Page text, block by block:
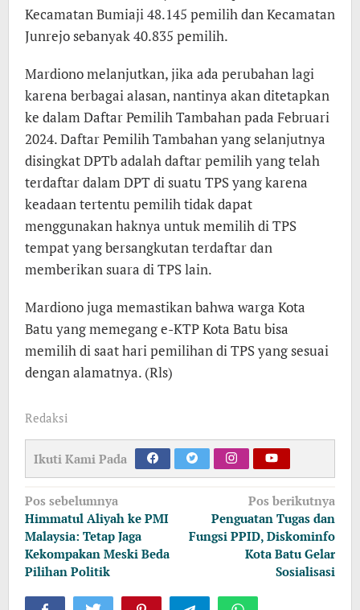
Kecamatan Bumiaji 48.145 pemilih dan Kecamatan
Junrejo sebanyak 40.835 pemilih.
Mardiono melanjutkan, jika ada perubahan lagi
karena berbagai alasan, nantinya akan ditetapkan
ke dalam Daftar Pemilih Tambahan pada Februari
2024. Daftar Pemilih Tambahan yang selanjutnya
disingkat DPTb adalah daftar pemilih yang telah
terdaftar dalam DPT di suatu TPS yang karena
keadaan tertentu pemilih tidak dapat
menggunakan haknya untuk memilih di TPS
tempat yang bersangkutan terdaftar dan
memberikan suara di TPS lain.
Mardiono juga memastikan bahwa warga Kota
Batu yang memegang e-KTP Kota Batu bisa
memilih di saat hari pemilihan di TPS yang sesuai
dengan alamatnya. (Rls)
Redaksi
Ikuti Kami Pada
Navigasi
pos
Pos sebelumnya
Himmatul Aliyah ke PMI
Malaysia: Tetap Jaga
Kekompakan Meski Beda
Pilihan Politik
Pos berikutnya
Penguatan Tugas dan
Fungsi PPID, Diskominfo
Kota Batu Gelar
Sosialisasi